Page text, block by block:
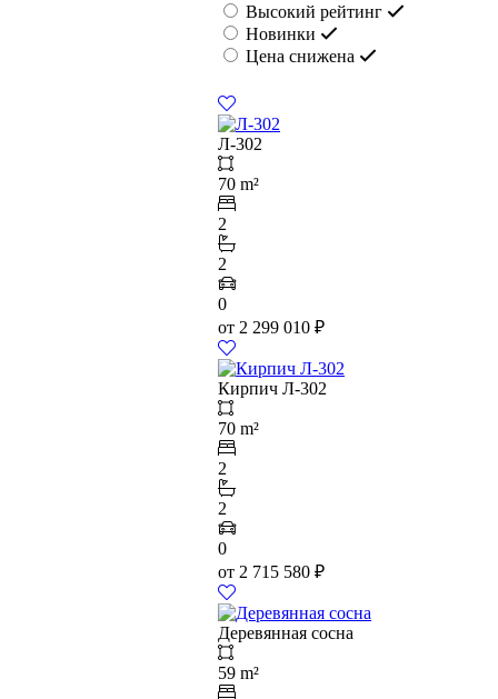
Высокий рейтинг
Новинки
Цена снижена
Л-302
70 m²
2
2
0
от 2 299 010 ₽
Кирпич Л-302
70 m²
2
2
0
от 2 715 580 ₽
Деревянная сосна
59 m²